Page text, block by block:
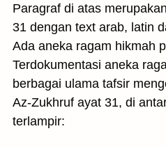
Paragraf di atas
31 dengan text arab, latin
Ada aneka ragam hikmah
Terdokumentasi aneka
berbagai ulama tafsir
Az-Zukhruf ayat 31, di
terlampir: